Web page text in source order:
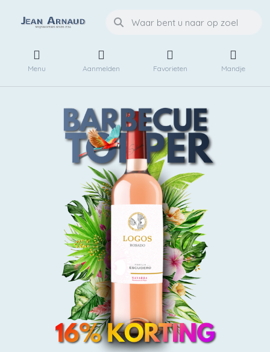
Menu Aanmelden Favorieten Mandje